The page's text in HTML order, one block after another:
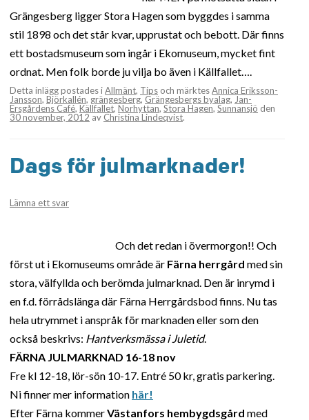
Grängesberg ligger Stora Hagen som byggdes i samma
stil 1898 och det står kvar, upprustat och bebott. Där finns
ett bostadsmuseum som ingår i Ekomuseum, mycket fint
ordnat. Men folk borde ju vilja bo även i Källfallet….
Detta inlägg postades iAllmänt, Tips och märktesAnnica Eriksson-
Jansson, Björkallén, grängesberg, Grängesbergs byalag, Jan-
Ersgårdens Café, Källfallet, Norhyttan, Stora Hagen, Sunnansjö den
30 november, 2012 av Christina Lindeqvist.
Dags för julmarknader!
Lämna ett svar
Och det redan i övermorgon!! Och
först ut i Ekomuseums område är Färna herrgård med sin
stora, välfyllda och berömda julmarknad. Den är inrymd i
en f.d. förrådslänga där Färna Herrgårdsbod finns. Nu tas
hela utrymmet i anspråk för marknaden eller som den
också beskrivs: Hantverksmässa i Juletid.
FÄRNA JULMARKNAD 16-18 nov
Fre kl 12-18, lör-sön 10-17. Entré 50 kr, gratis parkering.
Ni finner mer information här!
Efter Färna kommerVästanfors hembygdsgård med